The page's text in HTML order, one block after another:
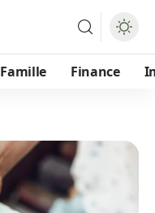
Famille Finance